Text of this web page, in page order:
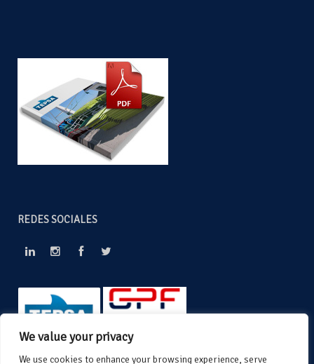
We value your privacy
We use cookies to enhance your browsing experience, serve
REDES SOCIALES